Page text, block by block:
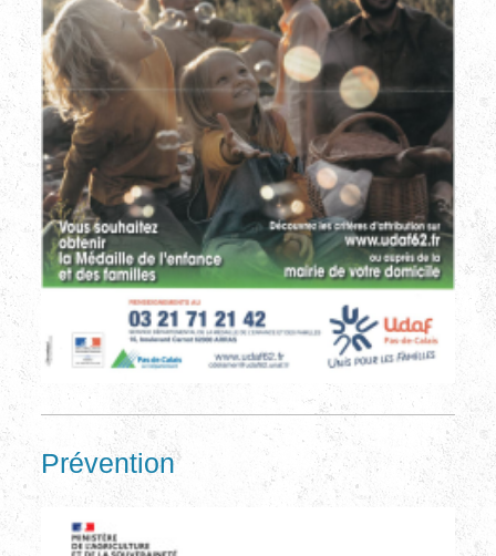
Prévention